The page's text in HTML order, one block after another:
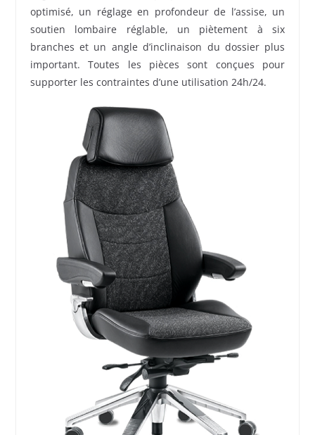
optimisé, un réglage en profondeur de l’assise, un
soutien lombaire réglable, un piètement à six
branches et un angle d’inclinaison du dossier plus
important. Toutes les pièces sont conçues pour
supporter les contraintes d’une utilisation 24h/24.